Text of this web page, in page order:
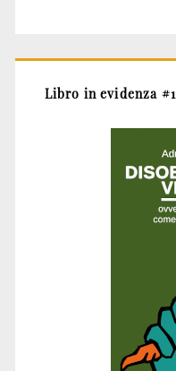
Libro in evidenza #1